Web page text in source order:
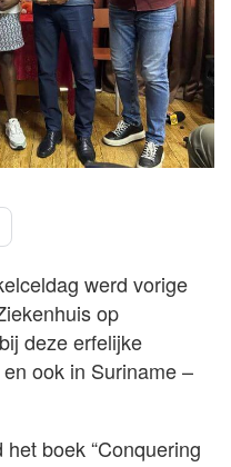
werd vorige
op
deze erfelijke
ook in Suriname –
boek “Conquering